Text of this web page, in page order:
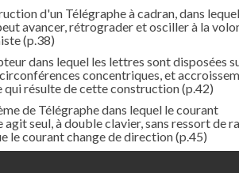
d'un Télégraphe à cadran, dans lequel
avancer, rétrograder et osciller à la
(p.38)
dans lequel les lettres sont disposées
concentriques, et
qui résulte de cette construction(p.42)
de Télégraphe dans lequel le courant
seul, à double clavier, sans ressort de
le courant change de direction(p.45)